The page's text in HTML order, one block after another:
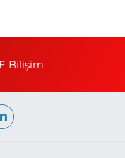
Bilişim